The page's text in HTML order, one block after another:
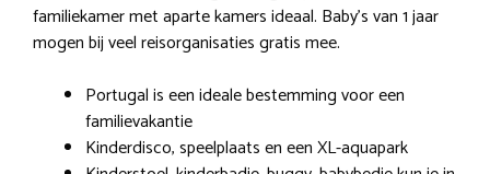
familiekamer met aparte kamers ideaal. Baby’s van 1 jaar
mogen bij veel reisorganisaties gratis mee.
Portugal is een ideale bestemming voor een
familievakantie
Kinderdisco, speelplaats en een XL-aquapark